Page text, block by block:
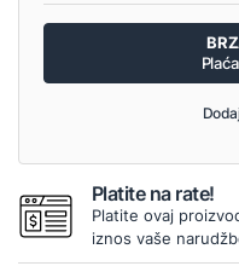
Platite na rate!
Platite ovaj
iznos vaše